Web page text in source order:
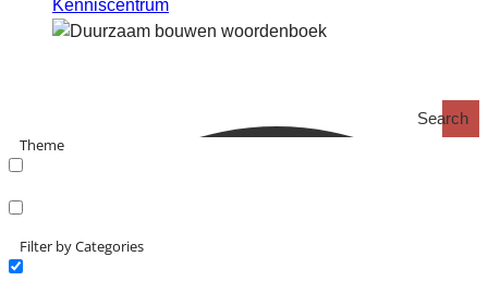
Kenniscentrum
Search
Theme
Filter by Categories